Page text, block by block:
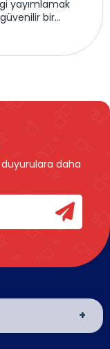
yayımlamak
bir
daha